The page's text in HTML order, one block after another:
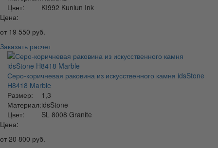
Цвет:
KI992 Kunlun Ink
Цена:
от 19 550 руб.
Заказать расчет
Серо-коричневая раковина из искусственного камня idsStone
H8418 Marble
Размер:
1,3
Материал:idsStone
Цвет:
SL 8008 Granite
Цена:
от 20 800 руб.